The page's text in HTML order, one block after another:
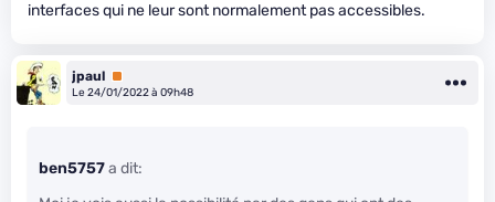
interfaces qui ne leur sont normalement pas accessibles.
jpaul Premium
Le 24/01/2022 à 09h48
ben5757a dit: